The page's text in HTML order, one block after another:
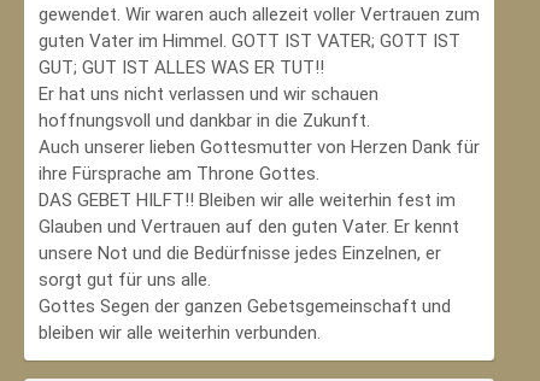
gewendet. Wir waren auch allezeit voller Vertrauen zum
guten Vater im Himmel. GOTT IST VATER; GOTT IST
GUT; GUT IST ALLES WAS ER TUT!!
Er hat uns nicht verlassen und wir schauen
hoffnungsvoll und dankbar in die Zukunft.
Auch unserer lieben Gottesmutter von Herzen Dank für
ihre Fürsprache am Throne Gottes.
DAS GEBET HILFT!! Bleiben wir alle weiterhin fest im
Glauben und Vertrauen auf den guten Vater. Er kennt
unsere Not und die Bedürfnisse jedes Einzelnen, er
sorgt gut für uns alle.
Gottes Segen der ganzen Gebetsgemeinschaft und
bleiben wir alle weiterhin verbunden.